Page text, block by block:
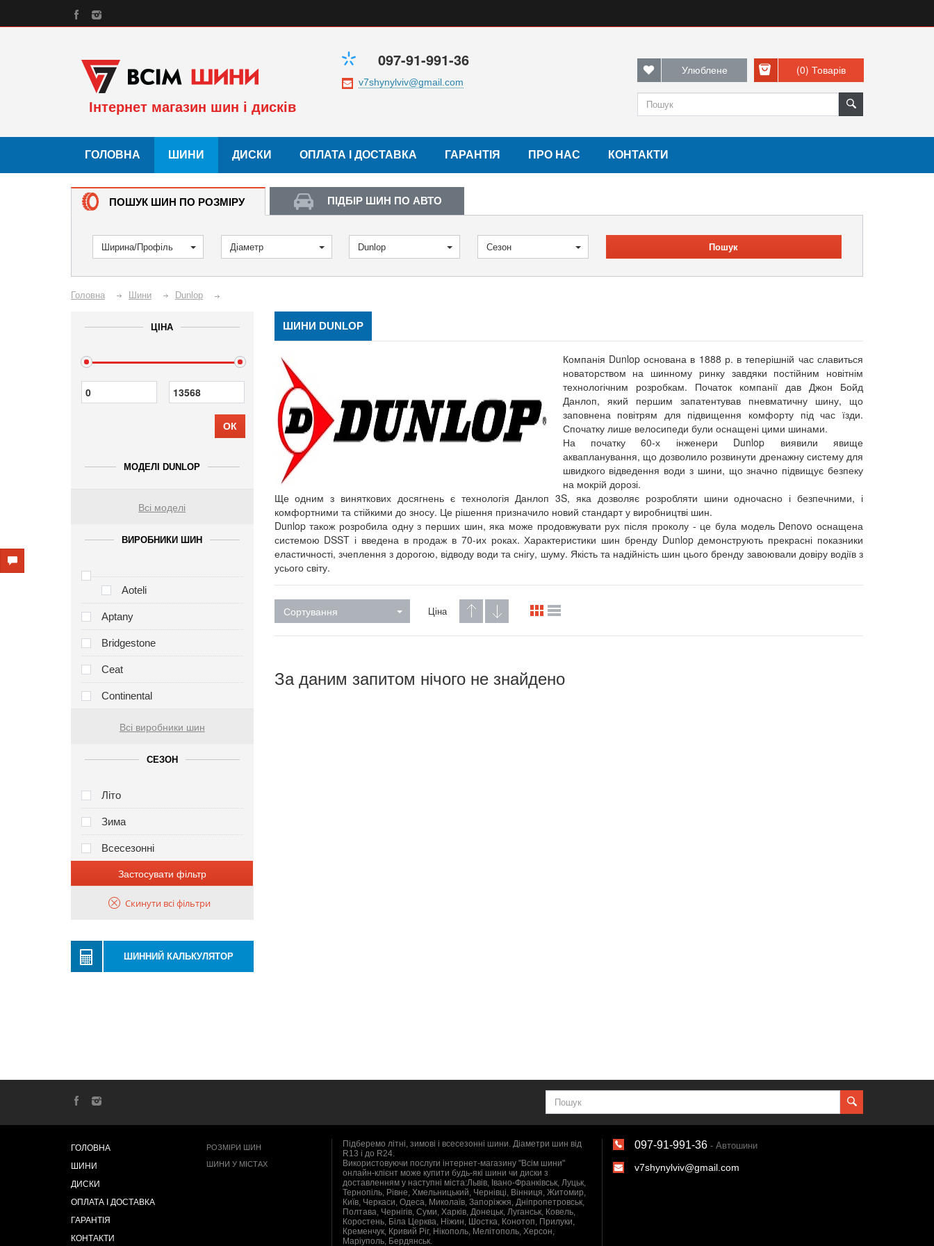
Інтернет магазин шин і дисків
097-91-991-36 Улюблене (0) Товарів
ГОЛОВНА ШИНИ ДИСКИ ОПЛАТА І ДОСТАВКА ГАРАНТІЯ ПРО НАС КОНТАКТИ
ПОШУК ШИН ПО РОЗМІРУ ПІДБІР ШИН ПО АВТО
Ширина/Профіль Діаметр Dunlop Сезон Пошук
Головна Шини Dunlop
ЦІНА
ОК
МОДЕЛІ DUNLOP
Всі моделі
ВИРОБНИКИ ШИН
Aoteli
Aptany
Bridgestone
Ceat
Continental
Всі виробники шин
СЕЗОН
Літо
Зима
Всесезонні
Застосувати фільтр
Скинути всі фільтри
ШИННИЙ КАЛЬКУЛЯТОР
ШИНИ DUNLOP
Компанія Dunlop основана в 1888 р. в теперішній час славиться
новаторством на шинному ринку завдяки постійним новітнім
технологічним розробкам. Початок компанії дав Джон Бойд
Данлоп, який першим запатентував пневматичну шину, що
заповнена повітрям для підвищення комфорту під час їзди.
Спочатку лише велосипеди були оснащені цими шинами.
На початку 60-х інженери Dunlop виявили явище
аквапланування, що дозволило розвинути дренажну систему для
швидкого відведення води з шини, що значно підвищує безпеку
на мокрій дорозі.
Ще одним з виняткових досягнень є технологія Данлоп 3S, яка дозволяє розробляти шини одночасно і безпечними, і
комфортними та стійкими до зносу. Це рішення призначило новий стандарт у виробництві шин.
Dunlop також розробила одну з перших шин, яка може продовжувати рух після проколу - це була модель Denovo оснащена
системою DSST і введена в продаж в 70-их роках. Характеристики шин бренду Dunlop демонструють прекрасні показники
еластичності, зчеплення з дорогою, відводу води та снігу, шуму. Якість та надійність шин цього бренду завоювали довіру водіїв з
усього світу.
Сортування Ціна
За даним запитом нічого не знайдено
ГОЛОВНА
ШИНИ
ДИСКИ
ОПЛАТА І ДОСТАВКА
ГАРАНТІЯ
КОНТАКТИ
РОЗМІРИ ШИН
ШИНИ У МІСТАХ
Підберемо літні, зимові і всесезонні шини. Діаметри шин від
R13 і до R24.
Використовуючи послуги інтернет-магазину "Всім шини"
онлайн-клієнт може купити будь-які шини чи диски з
доставленням у наступні міста:Львів, Івано-Франківськ, Луцьк,
Тернопіль, Рівне, Хмельницький, Чернівці, Вінниця, Житомир,
Київ, Черкаси, Одеса, Миколаїв, Запоріжжя, Дніпропетровськ,
Полтава, Чернігів, Суми, Харків, Донецьк, Луганськ, Ковель,
Коростень, Біла Церква, Ніжин, Шостка, Конотоп, Прилуки,
Кременчук, Кривий Ріг, Нікополь, Мелітополь, Херсон,
Маріуполь, Бердянськ.
097-91-991-36 - Автошини